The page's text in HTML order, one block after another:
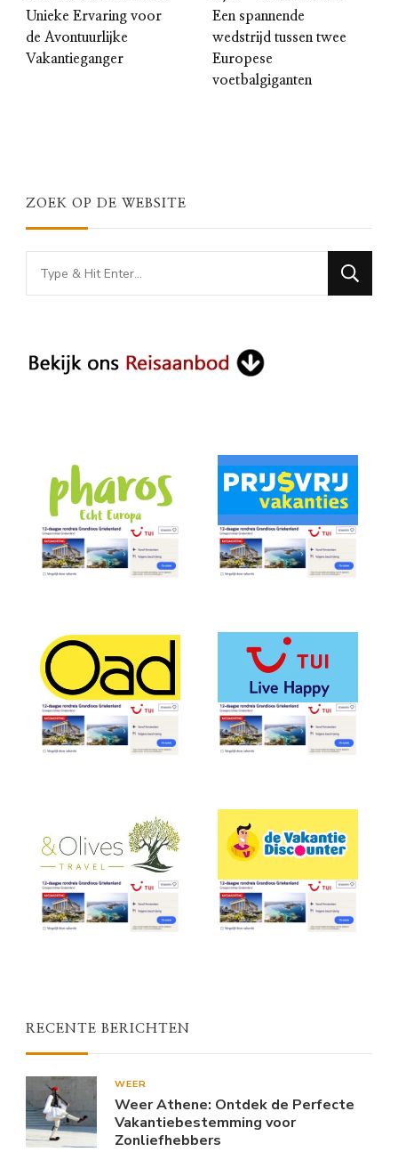
Unieke Ervaring voor
de Avontuurlijke
Vakantieganger
Een spannende
wedstrijd tussen twee
Europese
voetbalgiganten
ZOEK OP DE WEBSITE
Looking
for
RECENTE BERICHTEN
WEER
Weer Athene: Ontdek de Perfecte
Vakantiebestemming voor
Zonliefhebbers